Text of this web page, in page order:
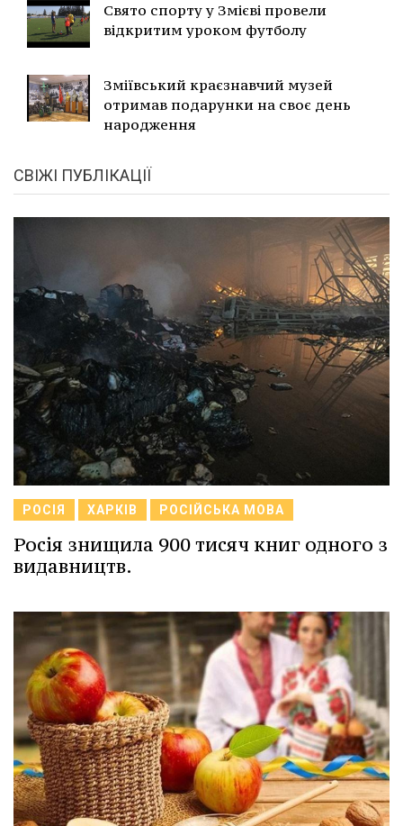
Свято спорту у Змієві провели
відкритим уроком футболу
Зміївський краєзнавчий музей
отримав подарунки на своє день
народження
СВІЖІ ПУБЛІКАЦІЇ
РОСІЯ ХАРКІВ РОСІЙСЬКА МОВА
Росія знищила 900 тисяч книг одного з
видавництв.